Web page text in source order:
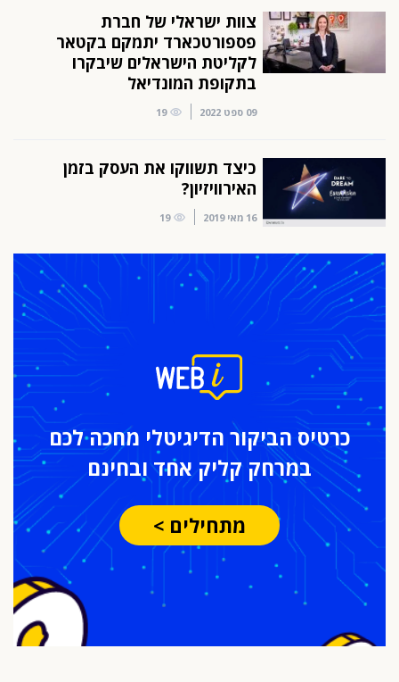
צוות ישראלי של חברת
פספורטכארד יתמקם בקטאר
לקליטת הישראלים שיבקרו
בתקופת המונדיאל
09 ספט 2022 19
כיצד תשווקו את העסק בזמן
האירוויזיון?
16 מאי 2019 19
כרטיס הביקור הדיגיטלי מחכה לכם
במרחק קליק אחד ובחינם
מתחילים >